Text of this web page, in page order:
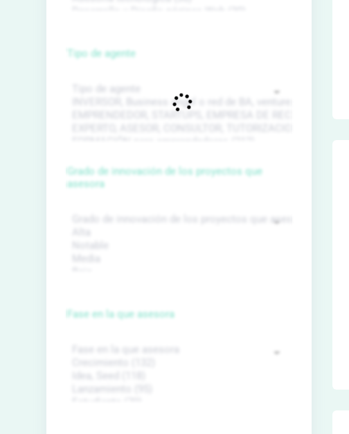
Tipo de agente
Grado de innovación de los proyectos que
asesora
Fase en la que asesora